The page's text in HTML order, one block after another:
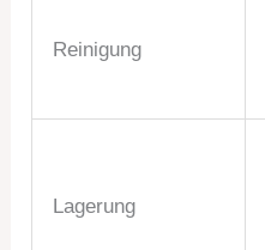
Reinigung
Lagerung